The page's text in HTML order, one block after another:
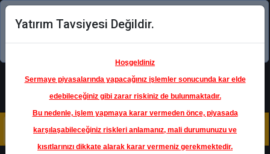
Şimdi uygulamayı indirin!
Yatırım Tavsiyesi Değildir.
Hoşgeldiniz
Sermaye piyasalarında yapacağınız işlemler sonucunda kar elde
edebileceğiniz gibi zarar riskiniz de bulunmaktadır.
Bu nedenle, işlem yapmaya karar vermeden önce, piyasada
karşılaşabileceğiniz riskleri anlamanız, mali durumunuzu ve
kısıtlarınızı dikkate alarak karar vermeniz gerekmektedir.